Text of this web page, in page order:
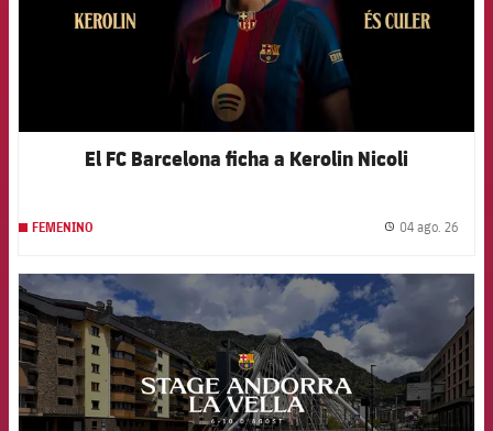
El FC Barcelona ficha a Kerolin Nicoli
FEMENINO 04 ago. 26
FCB Barcelona badge